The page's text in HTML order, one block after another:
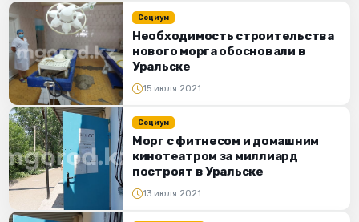
Социум
Необходимость строительства
нового морга обосновали в
Уральске
15 июля 2021
Социум
Морг с фитнесом и домашним
кинотеатром за миллиард
построят в Уральске
13 июля 2021